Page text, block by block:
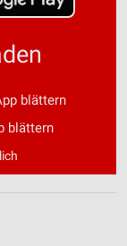
blättern
blättern